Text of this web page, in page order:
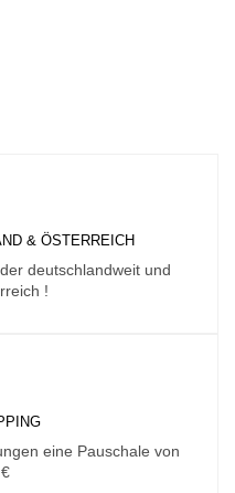
& ÖSTERREICH
deutschlandweit und
!
eine Pauschale von